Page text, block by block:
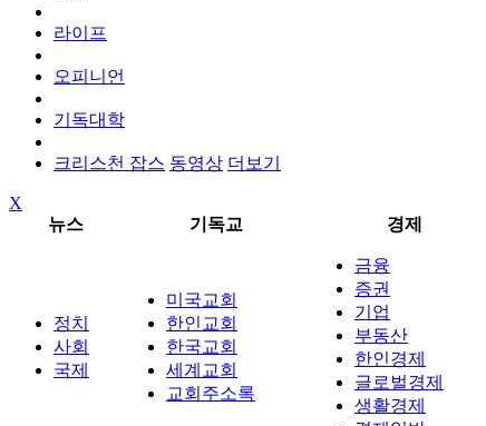
라이프
오피니언
기독대학
크리스천 잡스 동영상 더보기
X
뉴스
기독교 경제
정치
사회
국제
미국교회
한인교회
한국교회
세계교회
교회주소록
금융
증권
기업
부동산
한인경제
글로벌경제
생활경제